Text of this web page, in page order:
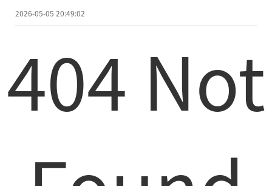
2026-05-05 20:49:02
404 Not